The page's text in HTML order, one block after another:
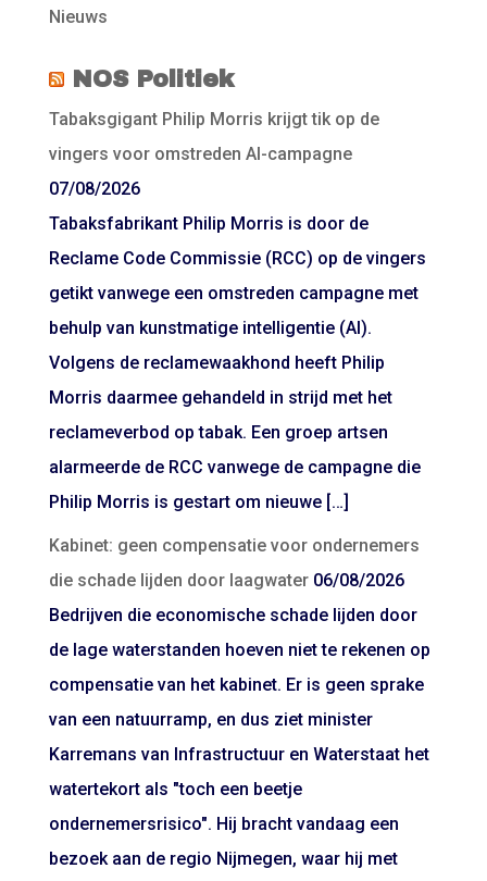
Nieuws
NOS Politiek
Tabaksgigant Philip Morris krijgt tik op de
vingers voor omstreden AI-campagne
07/08/2026
Tabaksfabrikant Philip Morris is door de
Reclame Code Commissie (RCC) op de vingers
getikt vanwege een omstreden campagne met
behulp van kunstmatige intelligentie (AI).
Volgens de reclamewaakhond heeft Philip
Morris daarmee gehandeld in strijd met het
reclameverbod op tabak. Een groep artsen
alarmeerde de RCC vanwege de campagne die
Philip Morris is gestart om nieuwe […]
Kabinet: geen compensatie voor ondernemers
die schade lijden door laagwater 06/08/2026
Bedrijven die economische schade lijden door
de lage waterstanden hoeven niet te rekenen op
compensatie van het kabinet. Er is geen sprake
van een natuurramp, en dus ziet minister
Karremans van Infrastructuur en Waterstaat het
watertekort als "toch een beetje
ondernemersrisico". Hij bracht vandaag een
bezoek aan de regio Nijmegen, waar hij met